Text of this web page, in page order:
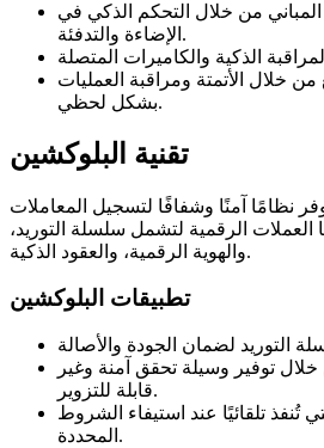
من خلال التحكم الذكي في
الإضاءة والتدفئة.
من خلال الأتمتة ومراقبة العمليات
بشكل لحظي.
تقنية البلوكشين
نظامًا آمنًا وشفافًا لتسجيل المعاملات
العملات الرقمية لتشمل سلسلة التوريد،
والهوية الرقمية، والعقود الذكية.
تطبيقات البلوكشين
خلال توفير وسيلة تحقق آمنة وغير
قابلة للتزوير.
تُنفذ تلقائيًا عند استيفاء الشروط
المحددة.